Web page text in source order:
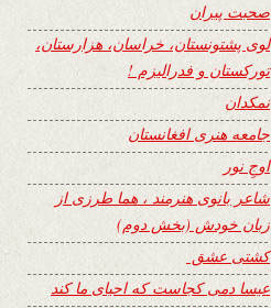
صحبت پیران
لوی پشتونستان، خراسان، هزارستان،
تورکستان و فدرالیزم !
نمکدان
جامعه هنری افغانستان
اوجِ نور
شاعر بانوی هنرمند ، هما طرزی از
زبان خودش (بخش دوم)
کشتی عشق
عیسا دمی کجاست که احیای ما کند